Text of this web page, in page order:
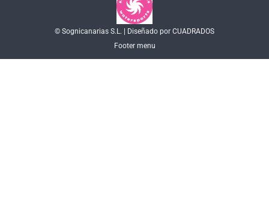
© Sognicanarias S.L. | Diseñado por CUADRADOS
Footer menu